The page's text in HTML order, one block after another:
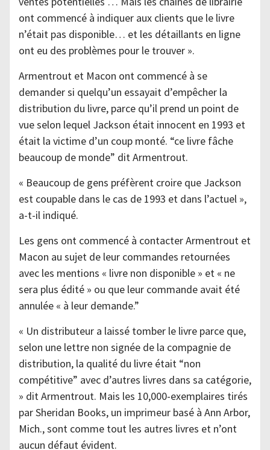
ont commencé à indiquer aux clients que le livre
n’était pas disponible… et les détaillants en ligne
ont eu des problèmes pour le trouver ».
Armentrout et Macon ont commencé à se
demander si quelqu’un essayait d’empêcher la
distribution du livre, parce qu’il prend un point de
vue selon lequel Jackson était innocent en 1993 et
était la victime d’un coup monté. “ce livre fâche
beaucoup de monde” dit Armentrout.
« Beaucoup de gens préfèrent croire que Jackson
est coupable dans le cas de 1993 et dans l’actuel »,
a-t-il indiqué.
Les gens ont commencé à contacter Armentrout et
Macon au sujet de leur commandes retournées
avec les mentions « livre non disponible » et « ne
sera plus édité » ou que leur commande avait été
annulée « à leur demande.”
« Un distributeur a laissé tomber le livre parce que,
selon une lettre non signée de la compagnie de
distribution, la qualité du livre était “non
compétitive” avec d’autres livres dans sa catégorie,
» dit Armentrout. Mais les 10,000-exemplaires tirés
par Sheridan Books, un imprimeur basé à Ann Arbor,
Mich., sont comme tout les autres livres et n’ont
aucun défaut évident.